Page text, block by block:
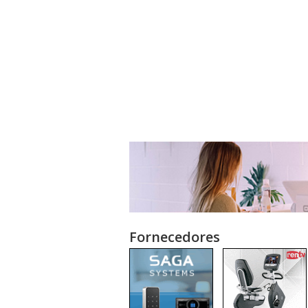
Fornecedores